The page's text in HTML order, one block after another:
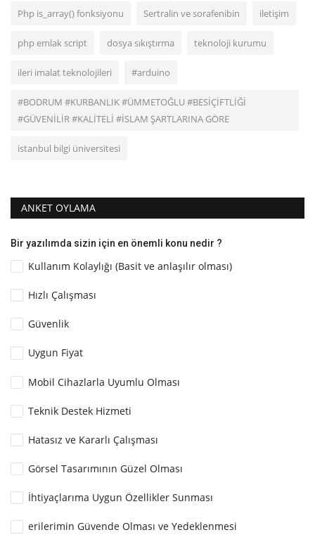
Php is_array() fonksiyonu Sertralin ve sorafenibin iletişim
php emlak script dosya sıkıştırma teknoloji kurumu
ileri imalat teknolojileri #arduino
#BODRUM #KURBANLIK #ÜMMETOĞLU #BESİÇİFTLİĞİ
#GÜVENİLİR #KALİTELİ #İSLAM ŞARTLARINA GÖRE
istanbul bilgi üniversitesi
ANKET OYLAMA
Bir yazılımda sizin için en önemli konu nedir ?
Kullanım Kolaylığı (Basit ve anlaşılır olması)
Hızlı Çalışması
Güvenlik
Uygun Fiyat
Mobil Cihazlarla Uyumlu Olması
Teknik Destek Hizmeti
Hatasız ve Kararlı Çalışması
Görsel Tasarımının Güzel Olması
İhtiyaçlarıma Uygun Özellikler Sunması
erilerimin Güvende Olması ve Yedeklenmesi